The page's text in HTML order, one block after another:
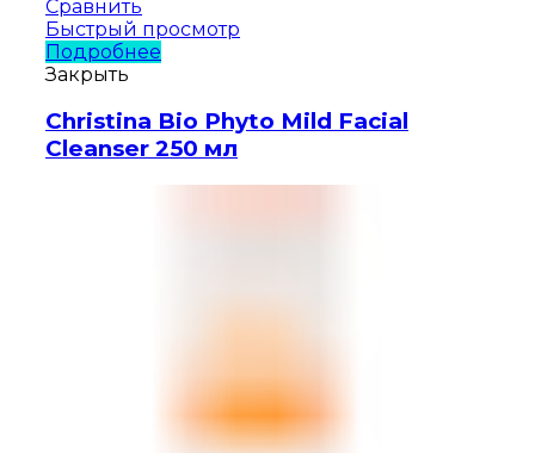
Сравнить
Быстрый просмотр
Подробнее
Закрыть
Christina Bio Phyto Mild Facial
Cleanser 250 мл